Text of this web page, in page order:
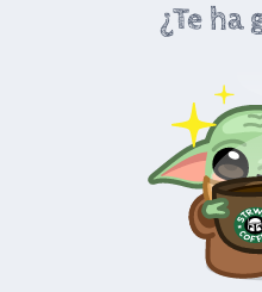
¿Te ha